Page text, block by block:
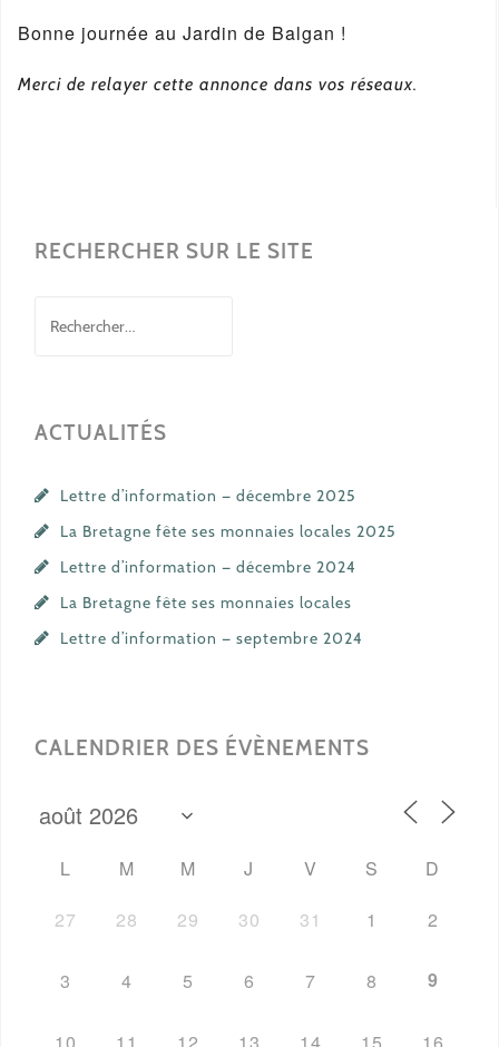
Bonne journée au Jardin de Balgan !
Merci de relayer cette annonce dans vos réseaux.
RECHERCHER SUR LE SITE
ACTUALITÉS
Lettre d’information — décembre 2025
La Bretagne fête ses monnaies locales 2025
Lettre d’information — décembre 2024
La Bretagne fête ses monnaies locales
Lettre d’information — septembre 2024
CALENDRIER DES ÉVÈNEMENTS
L M M J V S
D
27
28 29 30 31 1 2
3 4 5 6 7 8 9
10 11 12 13 14 15 16